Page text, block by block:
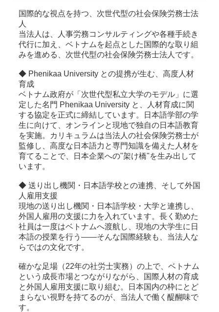
国際的な視点を持つ、次世代型の社会保険労務士法
人
当法人は、人事労務コンサルティングや各種手続き
代行に加え、ベトナムを起点とした国際的な取り組
みを進める、次世代型の社会保険労務士法人です。
◆ Phenikaa University との提携が生む、高度人材
育成
ベトナム政府が「次世代型私立大学のモデル」に選
定した名門 Phenikaa University と、人材育成に関
する協定を正式に締結しています。日本語学部の学
生に向けて、オンラインと現地で独自の日本語教育
を実施。カリキュラムは当法人の社会保険労務士が
監修し、高度な日本語力と専門知識を備えた人材を
育てることで、日本企業への"架け橋"を生み出して
います。
◆ 送り出し機関・日本語学校との連携、そして外国
人雇用支援
現地の送り出し機関・日本語学校・大学と連携し、
外国人雇用の支援に力を入れています。長く勤めた
社員は一度はベトナムへ渡航し、現地の大学生に日
本語の授業を行う——そんな国際経験も、当法人な
らではの文化です。
確かな足場（22年の社労士実務）の上で、ベトナム
という成長市場とつながりながら、国際人材の育成
と外国人雇用支援に取り組む。日本国内の枠にとど
まらない視野を持てるのが、当法人で働く醍醐味で
す。